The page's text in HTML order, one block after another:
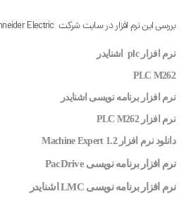
بررسی این نرم افزار در سایت شرکت Schneider Electric از اینجا
نرم افزار plc اشنایدر
PLC M262
نرم افزار برنامه نویسی اشنایدر
نرم افزار PLC M262
دانلود نرم افزار Machine Expert 1.2
نرم افزار برنامه نویسی PacDrive
نرم افزار برنامه نویسی LMC اشنایدر